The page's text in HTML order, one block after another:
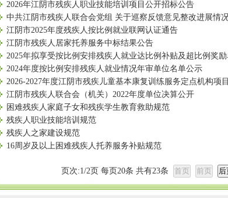
2026年江阴市残疾人职业技能培训项目公开招标公告
中共江阴市残疾人联合会党组 关于巡察反馈意见整改进展情
江阴市2025年度残疾人按比例就业联网认证通告
江阴市残疾人居家托养服务中标结果公告
2025年拟享受按比例安排残疾人就业达比例补贴及超比例奖
2024年度按比例安排残疾人就业情况年审单位名单公示
2026-2027年度江阴市残疾儿童基本康复训练服务定点机构项
江阴市残疾人联合会（机关）2022年度单位决算公开
困难残疾人家庭子女和残疾学生教育救助规范
残疾人职业技能培训规范
残疾人之家建设规范
16周岁及以上困难残疾人托养服务补贴规范
页次:1/2页 每页20条 共有23条